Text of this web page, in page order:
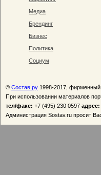
Медиа
Брендинг
Бизнес
Политика
Социум
© Состав.ру 1998-2017, фирменный
При использовании материалов
тел/факс: +7 (495) 230 0597 адрес:
Администрация Sostav.ru просит